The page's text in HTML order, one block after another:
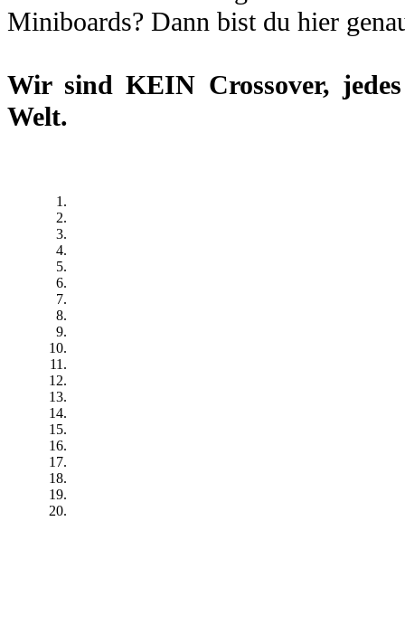
Miniboards? Dann bist du hier
Wir sindKEIN Crossover,
Welt.